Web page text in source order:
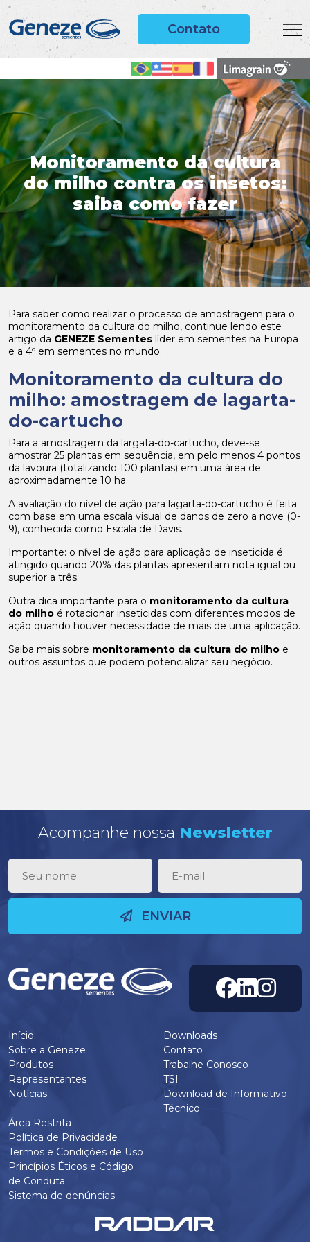
Contato
Monitoramento da cultura
do milho contra os insetos:
saiba como fazer
Para saber como realizar o processo de amostragem para o
monitoramento da cultura do milho, continue lendo este
artigo da GENEZE Sementes líder em sementes na Europa
e a 4º em sementes no mundo.
Monitoramento da cultura do
milho: amostragem de lagarta-
do-cartucho
Para a amostragem da largata-do-cartucho, deve-se
amostrar 25 plantas em sequência, em pelo menos 4 pontos
da lavoura (totalizando 100 plantas) em uma área de
aproximadamente 10 ha.
A avaliação do nível de ação para lagarta-do-cartucho é feita
com base em uma escala visual de danos de zero a nove (0-
9), conhecida como Escala de Davis.
Importante: o nível de ação para aplicação de inseticida é
atingido quando 20% das plantas apresentam nota igual ou
superior a três.
Outra dica importante para o monitoramento da cultura
do milho é rotacionar inseticidas com diferentes modos de
ação quando houver necessidade de mais de uma aplicação.
Saiba mais sobre monitoramento da cultura do milho e
outros assuntos que podem potencializar seu negócio.
Acompanhe nossa Newsletter
ENVIAR
Início
Sobre a Geneze
Produtos
Representantes
Notícias
Downloads
Contato
Trabalhe Conosco
TSI
Download de Informativo
Técnico
Área Restrita
Política de Privacidade
Termos e Condições de Uso
Princípios Éticos e Código
de Conduta
Sistema de denúncias